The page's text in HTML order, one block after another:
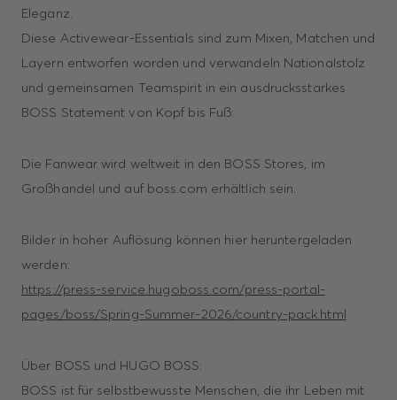
Eleganz.
Diese Activewear-Essentials sind zum Mixen, Matchen und
Layern entworfen worden und verwandeln Nationalstolz
und gemeinsamen Teamspirit in ein ausdrucksstarkes
BOSS Statement von Kopf bis Fuß:
Die Fanwear wird weltweit in den BOSS Stores, im
Großhandel und auf boss.com erhältlich sein.
Bilder in hoher Auflösung können hier heruntergeladen
werden:
https://press-service.hugoboss.com/press-portal-
pages/boss/Spring-Summer-2026/country-pack.html
Über BOSS und HUGO BOSS:
BOSS ist für selbstbewusste Menschen, die ihr Leben mit